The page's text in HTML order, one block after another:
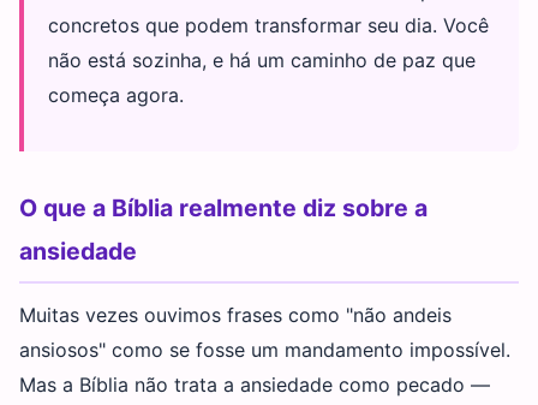
concretos que podem transformar seu dia. Você
não está sozinha, e há um caminho de paz que
começa agora.
O que a Bíblia realmente diz sobre a
ansiedade
Muitas vezes ouvimos frases como "não andeis
ansiosos" como se fosse um mandamento impossível.
Mas a Bíblia não trata a ansiedade como pecado —